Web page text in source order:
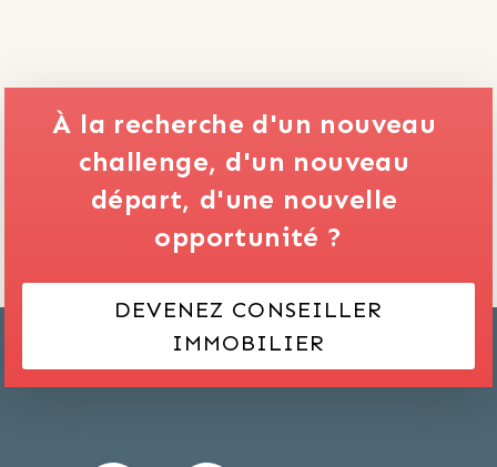
À la recherche d'un nouveau
challenge, d'un nouveau
départ, d'une nouvelle
opportunité ?
DEVENEZ CONSEILLER
IMMOBILIER